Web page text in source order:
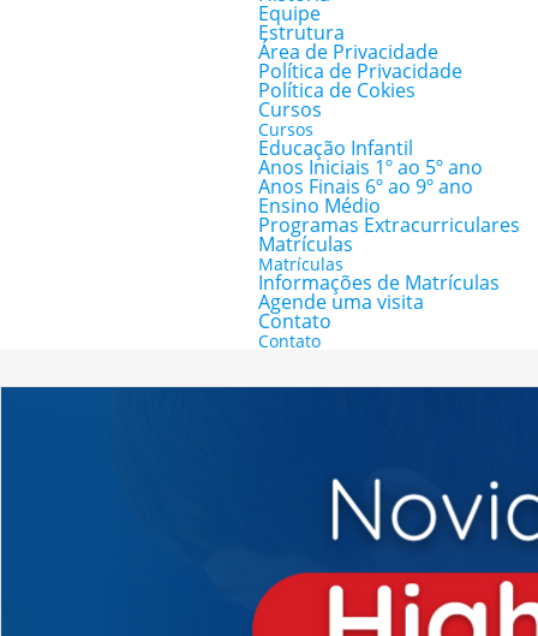
Equipe
Estrutura
Área de Privacidade
Política de Privacidade
Política de Cokies
Cursos
Cursos
Educação Infantil
Anos Iniciais 1º ao 5º ano
Anos Finais 6º ao 9º ano
Ensino Médio
Programas Extracurriculares
Matrículas
Matrículas
Informações de Matrículas
Agende uma visita
Contato
Contato